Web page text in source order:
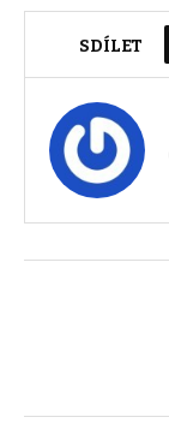
SDÍLET